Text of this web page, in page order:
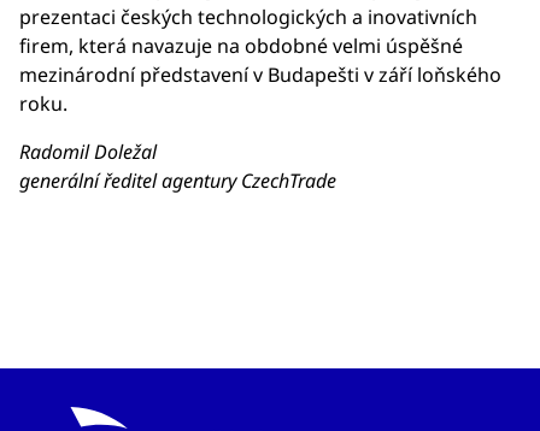
prezentaci českých technologických a inovativních
firem, která navazuje na obdobné velmi úspěšné
mezinárodní představení v Budapešti v září loňského
roku.
Radomil Doležal
generální ředitel agentury CzechTrade